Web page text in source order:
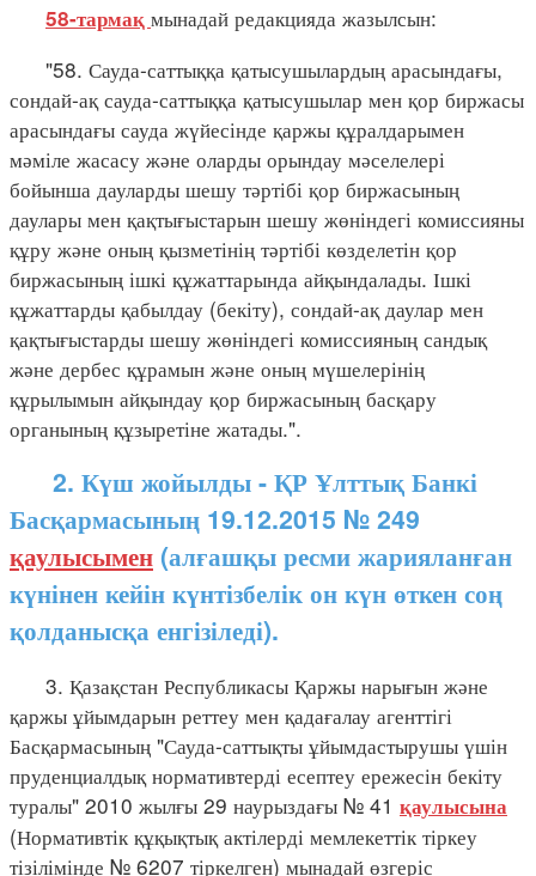
58-тармақ мынадай редакцияда жазылсын:
"58. Сауда-саттыққа қатысушылардың арасындағы,
сондай-ақ сауда-саттыққа қатысушылар мен қор биржасы
арасындағы сауда жүйесінде қаржы құралдарымен
мәміле жасасу және оларды орындау мәселелері
бойынша дауларды шешу тәртібі қор биржасының
даулары мен қақтығыстарын шешу жөніндегі комиссияны
құру және оның қызметінің тәртібі көзделетін қор
биржасының ішкі құжаттарында айқындалады. Ішкі
құжаттарды қабылдау (бекіту), сондай-ақ даулар мен
қақтығыстарды шешу жөніндегі комиссияның сандық
және дербес құрамын және оның мүшелерінің
құрылымын айқындау қор биржасының басқару
органының құзыретіне жатады.".
2. Күш жойылды - ҚР Ұлттық Банкі
Басқармасының 19.12.2015 № 249
қаулысымен (алғашқы ресми жарияланған
күнінен кейін күнтізбелік он күн өткен соң
қолданысқа енгізіледі).
3. Қазақстан Республикасы Қаржы нарығын және
қаржы ұйымдарын реттеу мен қадағалау агенттігі
Басқармасының "Сауда-саттықты ұйымдастырушы үшін
пруденциалдық нормативтерді есептеу ережесін бекіту
туралы" 2010 жылғы 29 наурыздағы № 41 қаулысына
(Нормативтік құқықтық актілерді мемлекеттік тіркеу
тізілімінде № 6207 тіркелген) мынадай өзгеріс